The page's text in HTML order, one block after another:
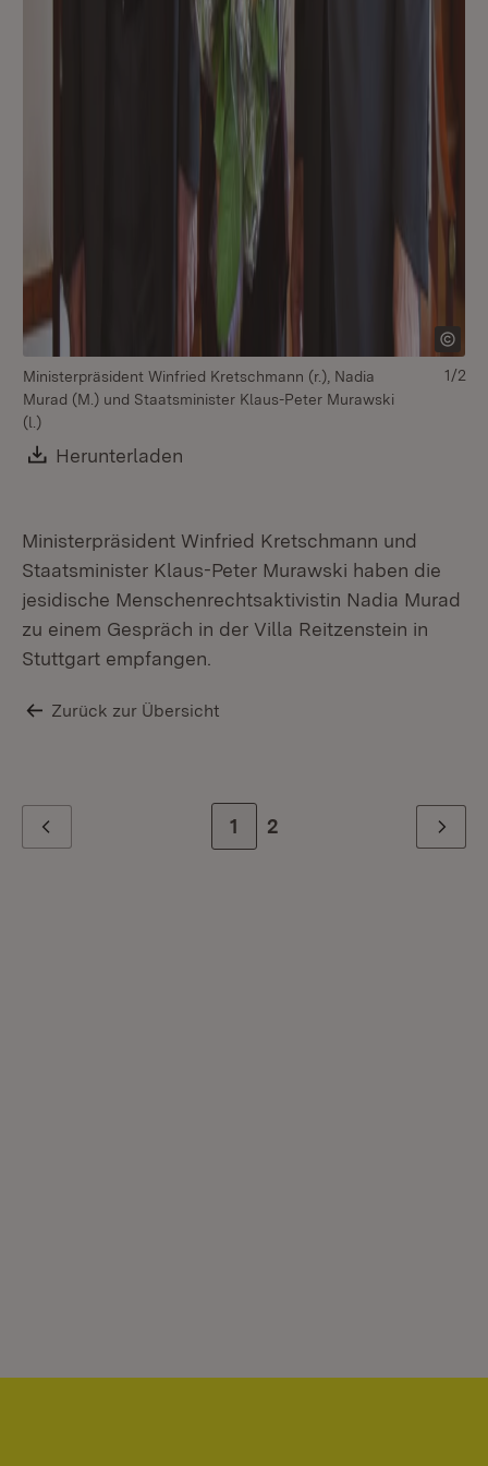
Ministerpräsident Winfried Kretschmann (r.), Nadia
Murad (M.) und Staatsminister Klaus-Peter Murawski
(l.)
Download:
Herunterladen
1/2
Ministerpräsident Winfried Kretschmann und
Staatsminister Klaus-Peter Murawski haben die
jesidische Menschenrechtsaktivistin Nadia Murad
zu einem Gespräch in der Villa Reitzenstein in
Stuttgart empfangen.
Zurück zur Übersicht
Zur Seite
1 Zur letzten Seite
2 Weiter